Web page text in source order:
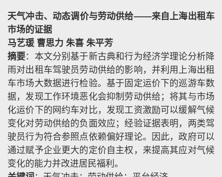
天气冲击、动态调价与劳动供给——来自上海出租车
市场的证据
马艺瑗 曹思力 朱喜 朱平芳
摘要：本文分别基于新古典和行为经济学理论分析降
雨对出租车驾驶员劳动供给的影响，并利用上海出租
车市场大数据进行检验。基于固定运价下的巡游车数
据，发现工作环境恶化会抑制劳动供给；将其与市场
化运价下的网约车对比，发现工资激励可以缓解气候
变化对劳动供给的负面效应；经验证据表明，两类驾
驶员行为符合参照点依赖偏好理论。因此，政府可以
通过赋予企业更大的定价自主权，来提高其应对气候
变化的能力并改进居民福利。